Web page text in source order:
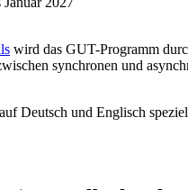
wird das GUT-Programm
synchronen und
Deutsch und Englisch